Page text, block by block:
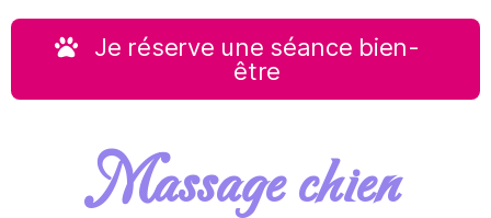
Je réserve une séance bien-
être
Massage chien